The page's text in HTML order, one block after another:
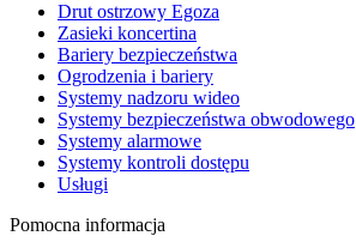
Drut ostrzowy Egoza
Zasieki koncertina
Bariery bezpieczeństwa
Ogrodzenia i bariery
Systemy nadzoru wideo
Systemy bezpieczeństwa obwodowego
Systemy alarmowe
Systemy kontroli dostępu
Usługi
Pomocna informacja